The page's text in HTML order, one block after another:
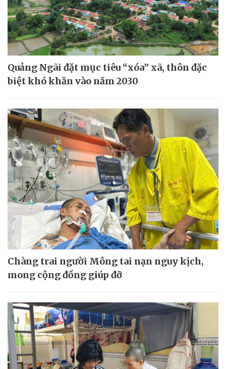
Quảng Ngãi đặt mục tiêu “xóa” xã, thôn đặc
biệt khó khăn vào năm 2030
Chàng trai người Mông tai nạn nguy kịch,
mong cộng đồng giúp đỡ